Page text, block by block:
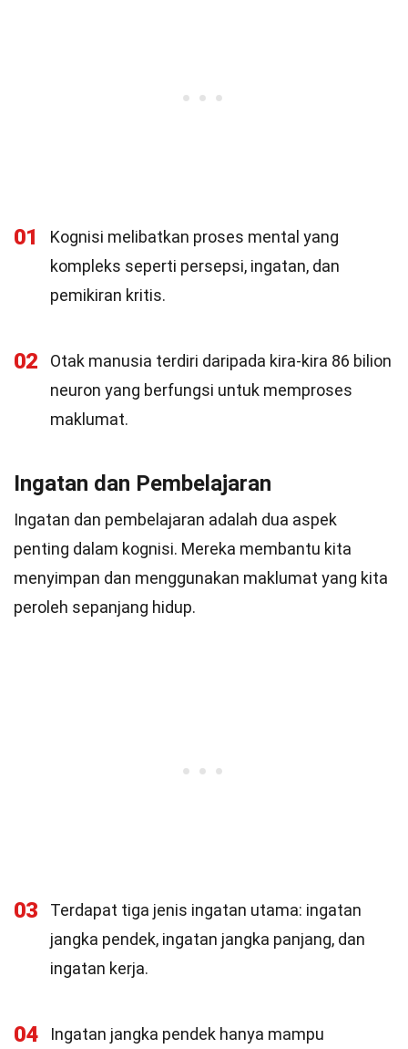
01
Kognisi melibatkan proses mental yang
kompleks seperti persepsi, ingatan, dan
pemikiran kritis.
02
Otak manusia terdiri daripada kira-kira 86 bilion
neuron yang berfungsi untuk memproses
maklumat.
Ingatan dan Pembelajaran
Ingatan dan pembelajaran adalah dua aspek
penting dalam kognisi. Mereka membantu kita
menyimpan dan menggunakan maklumat yang kita
peroleh sepanjang hidup.
03
Terdapat tiga jenis ingatan utama: ingatan
jangka pendek, ingatan jangka panjang, dan
ingatan kerja.
04
Ingatan jangka pendek hanya mampu